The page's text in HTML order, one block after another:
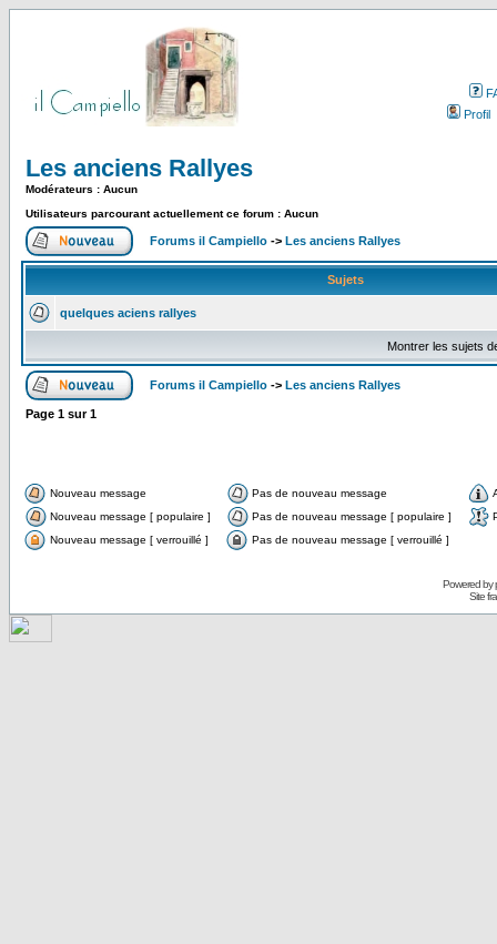
Profil
Les anciens Rallyes
Modérateurs : Aucun
Utilisateurs parcourant actuellement ce forum : Aucun
Forums il Campiello -> Les anciens Rallyes
Sujets
quelques aciens rallyes
Montrer les sujets
Forums il Campiello -> Les anciens Rallyes
Page 1 sur1
Nouveau message Pas de nouveau message
Nouveau message [ populaire ]
Pas de nouveau message [ populaire ]
Nouveau message [ verrouillé ]
Pas de nouveau message [ verrouillé ]
Powered by
Site